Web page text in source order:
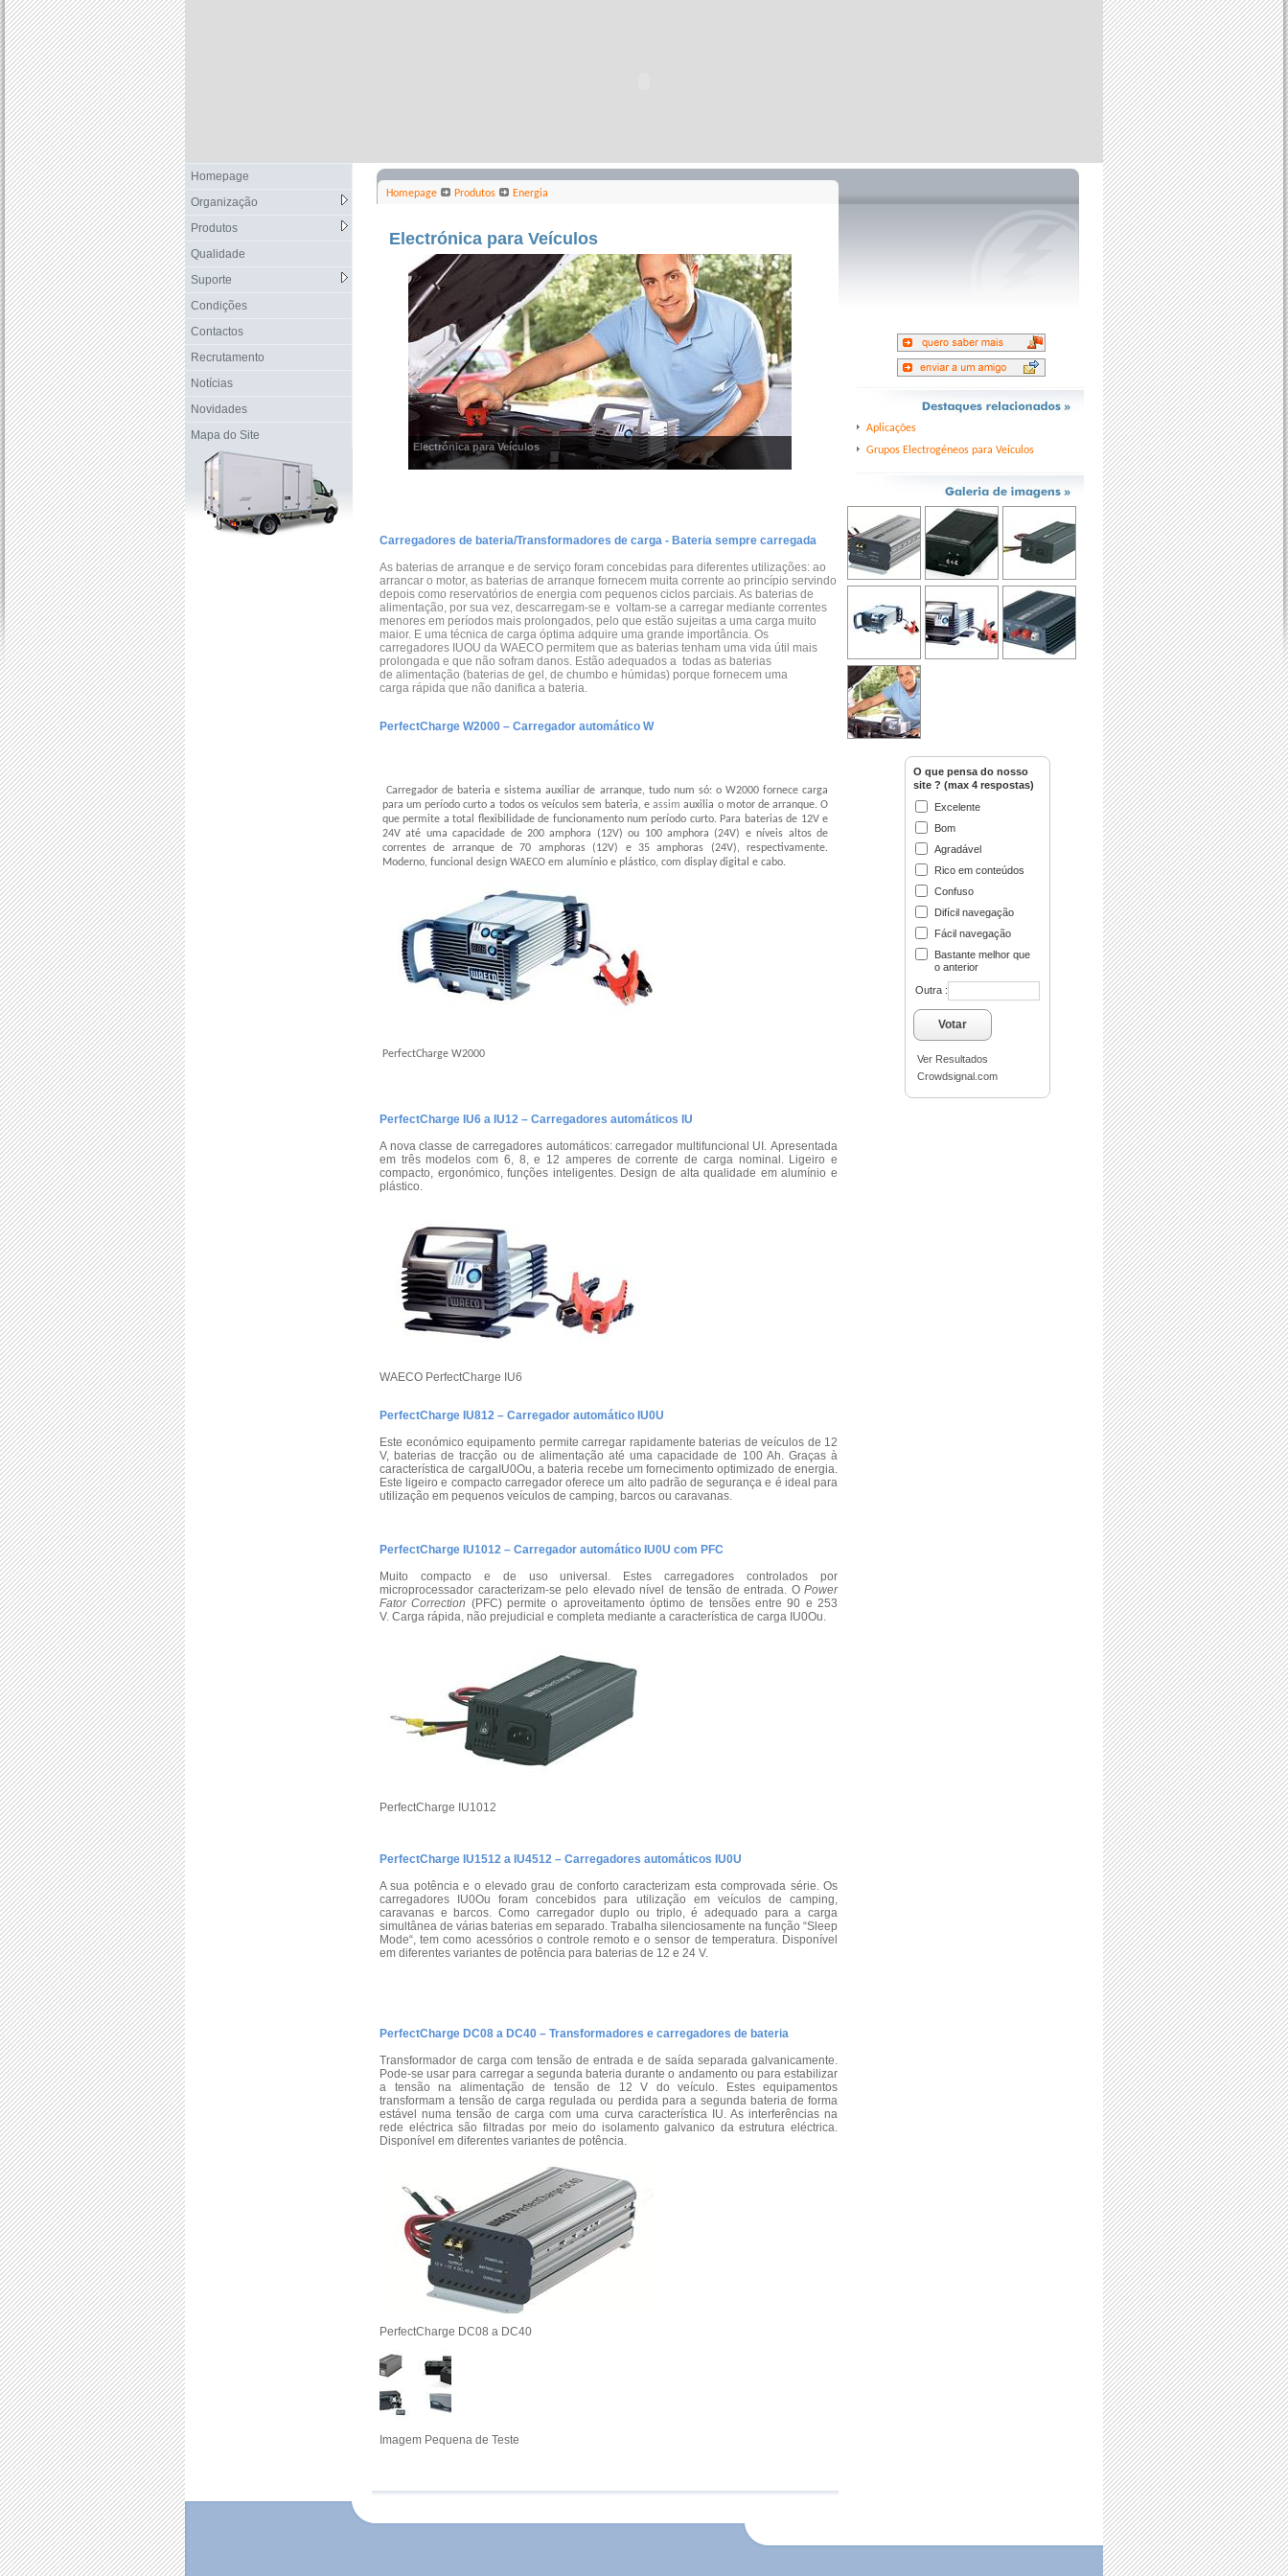
Homepage
Organização
Produtos
Qualidade
Suporte
Condições
Contactos
Recrutamento
Notícias
Novidades
Mapa do Site
Homepage Produtos Energia
Electrónica para Veículos
Electrónica para Veículos
Carregadores de bateria/Transformadores de carga - Bateria sempre carregada
As baterias de arranque e de serviço foram concebidas para diferentes utilizações: ao
arrancar o motor, as baterias de arranque fornecem muita corrente ao princípio servindo
depois como reservatórios de energia com pequenos ciclos parciais. As baterias de
alimentação, por sua vez, descarregam-se e voltam-se a carregar mediante correntes
menores em períodos mais prolongados, pelo que estão sujeitas a uma carga muito
maior. E uma técnica de carga óptima adquire uma grande importância. Os
carregadores IUOU da WAECO permitem que as baterias tenham uma vida útil mais
prolongada e que não sofram danos. Estão adequados a todas as baterias
de alimentação (baterias de gel, de chumbo e húmidas) porque fornecem uma
carga rápida que não danifica a bateria.
PerfectCharge W2000 – Carregador automático W
Carregador de bateria e sistema auxiliar de arranque, tudo num só: o W2000 fornece carga
para um período curto a todos os veículos sem bateria, eassim auxilia o motor de arranque. O
que permite a total flexibilidade de funcionamento num período curto. Para baterias de 12V e
24V até uma capacidade de 200 amphora (12V) ou 100 amphora (24V) e níveis altos de
correntes de arranque de 70 amphoras (12V) e 35 amphoras (24V), respectivamente.
Moderno, funcional design WAECO em alumínio e plástico, com display digital e cabo.
PerfectCharge W2000
PerfectCharge IU6 a IU12 – Carregadores automáticos IU
A nova classe de carregadores automáticos: carregador multifuncional UI. Apresentada
em três modelos com 6, 8, e 12 amperes de corrente de carga nominal. Ligeiro e
compacto, ergonómico, funções inteligentes. Design de alta qualidade em alumínio e
plástico.
WAECO PerfectCharge IU6
PerfectCharge IU812 – Carregador automático IU0U
Este económico equipamento permite carregar rapidamente baterias de veículos de 12
V, baterias de tracção ou de alimentação até uma capacidade de 100 Ah. Graças à
característica de cargaIU0Ou, a bateria recebe um fornecimento optimizado de energia.
Este ligeiro e compacto carregador oferece um alto padrão de segurança e é ideal para
utilização em pequenos veículos de camping, barcos ou caravanas.
PerfectCharge IU1012 – Carregador automático IU0U com PFC
Muito compacto e de uso universal. Estes carregadores controlados por
microprocessador caracterizam-se pelo elevado nível de tensão de entrada. O Power
Fator Correction (PFC) permite o aproveitamento óptimo de tensões entre 90 e 253
V. Carga rápida, não prejudicial e completa mediante a característica de carga IU0Ou.
PerfectCharge IU1012
PerfectCharge IU1512 a IU4512 – Carregadores automáticos IU0U
A sua potência e o elevado grau de conforto caracterizam esta comprovada série. Os
carregadores IU0Ou foram concebidos para utilização em veículos de camping,
caravanas e barcos. Como carregador duplo ou triplo, é adequado para a carga
simultânea de várias baterias em separado. Trabalha silenciosamente na função “Sleep
Mode“, tem como acessórios o controle remoto e o sensor de temperatura. Disponível
em diferentes variantes de potência para baterias de 12 e 24 V.
PerfectCharge DC08 a DC40 – Transformadores e carregadores de bateria
Transformador de carga com tensão de entrada e de saída separada galvanicamente.
Pode-se usar para carregar a segunda bateria durante o andamento ou para estabilizar
a tensão na alimentação de tensão de 12 V do veículo. Estes equipamentos
transformam a tensão de carga regulada ou perdida para a segunda bateria de forma
estável numa tensão de carga com uma curva característica IU. As interferências na
rede eléctrica são filtradas por meio do isolamento galvanico da estrutura eléctrica.
Disponível em diferentes variantes de potência.
PerfectCharge DC08 a DC40
Imagem Pequena de Teste
Aplicações
Grupos Electrogéneos para Veículos
O que pensa do nosso
site ? (max 4 respostas)
Excelente
Bom
Agradável
Rico em conteúdos
Confuso
Difícil navegação
Fácil navegação
Bastante melhor que
o anterior
Outra :
Votar
Ver Resultados
Crowdsignal.com